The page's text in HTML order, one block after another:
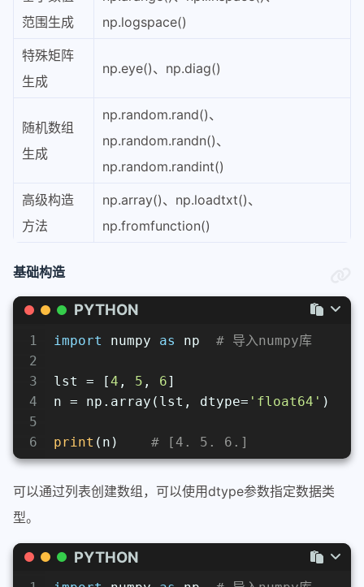
范围生成
np.logspace()
特殊矩阵
生成
np.eye()、np.diag()
随机数组
生成
np.random.rand()、
np.random.randn()、
np.random.randint()
高级构造
方法
np.array()、np.loadtxt()、
np.fromfunction()
基础构造
PYTHON
1
2
3
4
5
6
import numpy as np # 导入numpy库
lst = [4 , 5 , 6]
n = np.array(lst, dtype= 'float64' )
print (n) # [4. 5. 6.]
可以通过列表创建数组，可以使用dtype参数指定数据类
型。
PYTHON